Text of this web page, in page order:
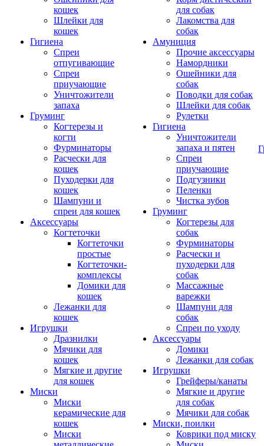
кошек
Шлейки для
кошек
Гигиена
Спреи
отпугивающие
Спреи
приучающие
Уничтожители
запаха
Груминг
Когтерезы и
когти
Фурминаторы
Расчески для
кошек
Пуходерки для
кошек
Шампуни и
спреи для кошек
Аксессуары
Когтеточки
Когтеточки
простые
Когтеточки-
комплексы
Домики для
кошек
Лежанки для
кошек
Игрушки
Дразнилки
Мячики для
кошек
Мягкие и другие
для кошек
Миски
Миски
керамические для
кошек
Миски
для собак
Лакомства для
собак
Амуниция
Прочие аксессуары
Намордники
Ошейники для
собак
Поводки для собак
Шлейки для собак
Рулетки
Гигиена
Уничтожители
запаха и пятен
Спреи
приучающие
Подгузники
Пеленки
Чистка зубов
Груминг
Когтерезы для
собак
Фурминаторы
Расчески и
пуходерки для
собак
Массажные
варежки
Шампуни для
собак
Спреи по уходу
Аксессуары
Домики
Лежанки для собак
Игрушки
Грейферы/канаты
Мягкие и другие
для собак
Мячики для собак
Миски, поилки
Коврики под миску